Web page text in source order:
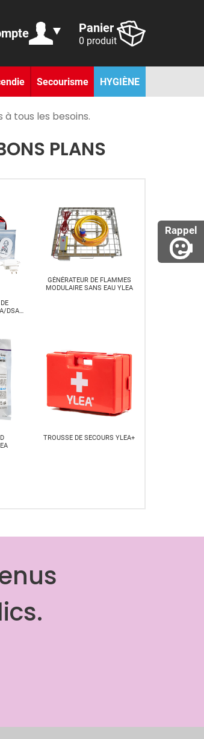
Rappel
Panier
0 produit
Secourisme HYGIÈNE
tous les besoins.
PLANS
DSA)
GÉNÉRATEUR DE FLAMMES
MODULAIRE SANS EAU YLEA
TROUSSE DE SECOURS YLEA+